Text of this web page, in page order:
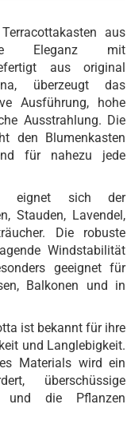
aus
Eleganz mit
aus original
überzeugt das
Ausführung, hohe
Ausstrahlung. Die
den Blumenkasten
für nahezu jede
eignet sich der
Stauden, Lavendel,
Die robuste
Windstabilität
geeignet für
Balkonen und in
ist bekannt für ihre
und Langlebigkeit.
Materials wird ein
überschüssige
und die Pflanzen